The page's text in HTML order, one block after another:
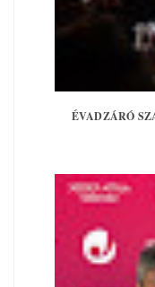
ÉVADZÁRÓ